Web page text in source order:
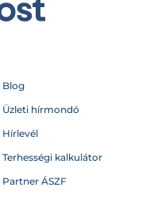
Blog
Üzleti hírmondó
Hírlevél
Terhességi kalkulátor
Partner ÁSZF